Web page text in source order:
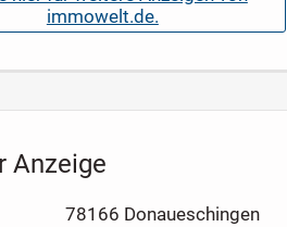
immowelt.de.
Anzeige
78166 Donaueschingen